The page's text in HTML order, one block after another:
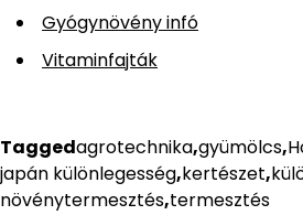
Gyógynövény infó
Vitaminfajták
Taggedagrotechnika,gyümölcs,
japán különlegesség,kertészet,
növénytermesztés,termesztés